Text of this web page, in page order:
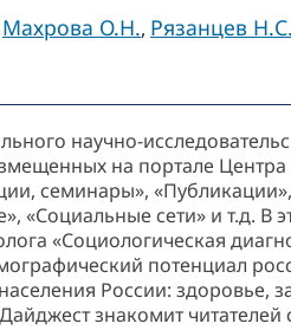
Махрова О.Н., Рязанцев Н.С.
научно-
на портале
семинары»,
«Социальные сети» и т.д.
«Социологическая
потенциал
России: здоровье,
знакомит